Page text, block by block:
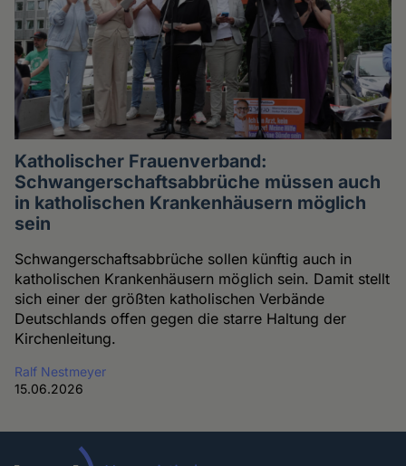
Katholischer Frauenverband:
Schwangerschaftsabbrüche müssen auch
in katholischen Krankenhäusern möglich
sein
Schwangerschaftsabbrüche sollen künftig auch in
katholischen Krankenhäusern möglich sein. Damit stellt
sich einer der größten katholischen Verbände
Deutschlands offen gegen die starre Haltung der
Kirchenleitung.
Ralf Nestmeyer
15.06.2026